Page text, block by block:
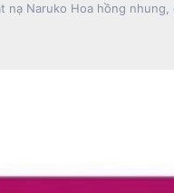
nạ Naruko Hoa hồng